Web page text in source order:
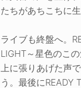
たちがあちこちに生
ライブも終盤へ。
LIGHT～星色のこ
上に張りあげた声
う。最後にREADY